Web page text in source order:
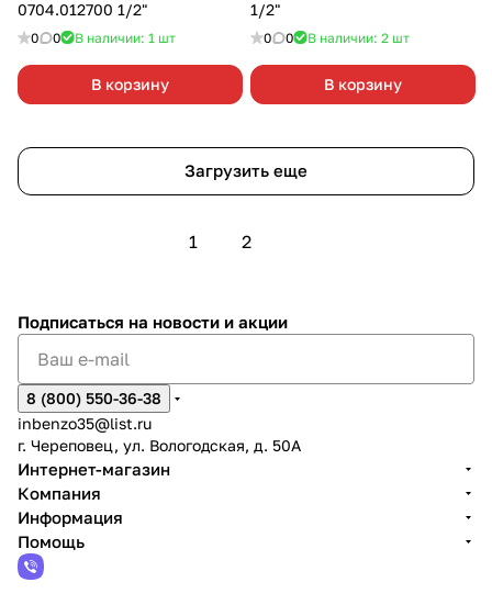
0704.012700 1/2"
0 0 В наличии: 1 шт
В корзину
1/2"
0 0 В наличии: 2 шт
В корзину
Загрузить еще
1 2
Подписаться на новости и акции
8 (800) 550-36-38
inbenzo35@list.ru
г. Череповец, ул. Вологодская, д. 50А
Интернет-магазин
Компания
Информация
Помощь